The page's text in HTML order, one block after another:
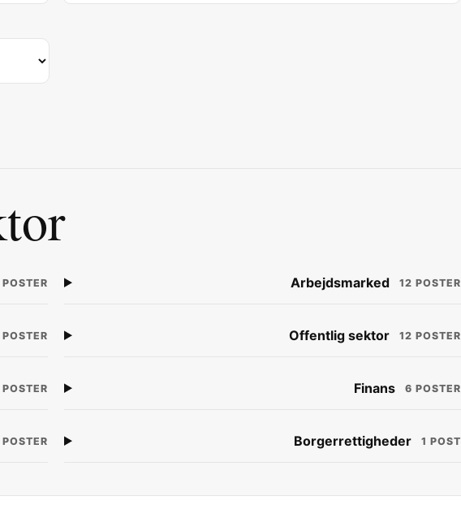
Arbejdsmarked 12 POSTER
Offentlig sektor 12 POSTER
Finans 6 POSTER
Borgerrettigheder 1 POST